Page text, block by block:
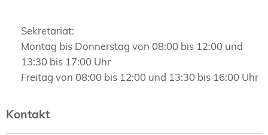
Sekretariat:
Montag bis Donnerstag von 08:00 bis 12:00 und
13:30 bis 17:00 Uhr
Freitag von 08:00 bis 12:00 und 13:30 bis 16:00 Uhr
Kontakt